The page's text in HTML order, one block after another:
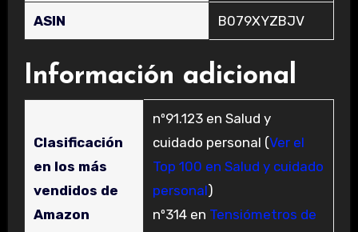
ASIN ‎B079XYZBJV
Información adicional
Clasificación
en los más
vendidos de
Amazon
nº91.123 en Salud y
cuidado personal (Ver el
Top 100 en Salud y cuidado
personal)
nº314 en Tensiómetros de